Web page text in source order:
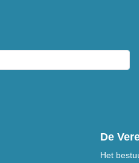
De
Het